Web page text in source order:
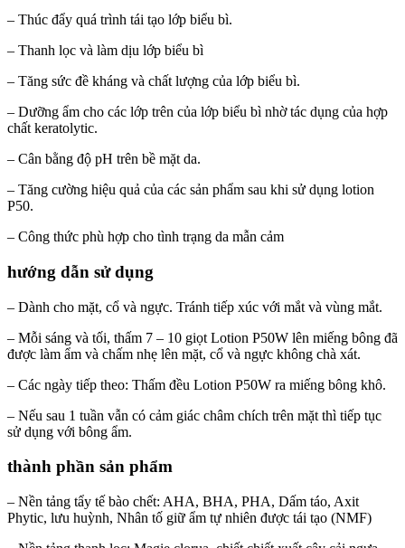
– Thúc đẩy quá trình tái tạo lớp biểu bì.
– Thanh lọc và làm dịu lớp biểu bì
– Tăng sức đề kháng và chất lượng của lớp biểu bì.
– Dưỡng ẩm cho các lớp trên của lớp biểu bì nhờ tác dụng của hợp
chất keratolytic.
– Cân bằng độ pH trên bề mặt da.
– Tăng cường hiệu quả của các sản phẩm sau khi sử dụng lotion
P50.
– Công thức phù hợp cho tình trạng da mẫn cảm
hướng dẫn sử dụng
– Dành cho mặt, cổ và ngực. Tránh tiếp xúc với mắt và vùng mắt.
– Mỗi sáng và tối, thấm 7 – 10 giọt Lotion P50W lên miếng bông đã
được làm ẩm và chấm nhẹ lên mặt, cổ và ngực không chà xát.
– Các ngày tiếp theo: Thấm đều Lotion P50W ra miếng bông khô.
– Nếu sau 1 tuần vẫn có cảm giác châm chích trên mặt thì tiếp tục
sử dụng với bông ẩm.
thành phần sản phẩm
– Nền tảng tẩy tế bào chết: AHA, BHA, PHA, Dấm táo, Axit
Phytic, lưu huỳnh, Nhân tố giữ ẩm tự nhiên được tái tạo (NMF)